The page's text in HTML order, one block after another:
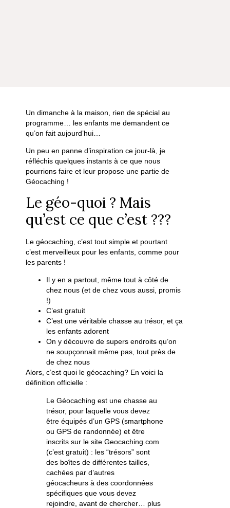
Un dimanche à la maison, rien de spécial au
programme… les enfants me demandent ce
qu’on fait aujourd’hui…
Un peu en panne d’inspiration ce jour-là, je
réfléchis quelques instants à ce que nous
pourrions faire et leur propose une partie de
Géocaching !
Le géo-quoi ? Mais
qu’est ce que c’est ???
Le géocaching, c’est tout simple et pourtant
c’est merveilleux pour les enfants, comme pour
les parents !
Il y en a partout, même tout à côté de
chez nous (et de chez vous aussi, promis
!)
C’est gratuit
C’est une véritable chasse au trésor, et ça
les enfants adorent
On y découvre de supers endroits qu’on
ne soupçonnait même pas, tout près de
de chez nous
Alors, c’est quoi le géocaching? En voici la
définition officielle :
Le Géocaching est une chasse au
trésor, pour laquelle vous devez
être équipés d’un GPS (smartphone
ou GPS de randonnée) et être
inscrits sur le site Geocaching.com
(c’est gratuit) : les “trésors” sont
des boîtes de différentes tailles,
cachées par d’autres
géocacheurs à des coordonnées
spécifiques que vous devez
rejoindre, avant de chercher… plus